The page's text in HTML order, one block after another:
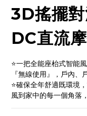
3D搖擺對
DC直流
⭐一把全能座枱式智能
『無線使用』，戶內、
⭐確保全年舒適既環境
風到家中的每一個角落​